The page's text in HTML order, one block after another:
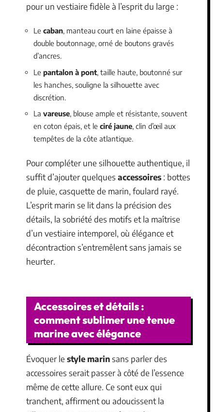
pour un vestiaire fidèle à l’esprit du large :
Le caban, manteau court en laine épaisse à
double boutonnage, orné de boutons gravés
d’ancres.
Le pantalon à pont , taille haute, boutonné sur
les hanches, souligne la silhouette avec
discrétion.
La vareuse, blouse ample et résistante, souvent
en coton épais, et le ciré jaune, clin d’œil aux
tempêtes de la côte atlantique.
Pour compléter une silhouette authentique, il
suffit d’ajouter quelques accessoires : bottes
de pluie, casquette de marin, foulard rayé.
L’esprit marin se lit dans la précision des
détails, la sobriété des motifs et la maîtrise
d’un vestiaire intemporel, où élégance et
décontraction s’entremêlent sans jamais se
heurter.
Accessoires et détails :
comment sublimer une tenue
marine avec élégance
Évoquer le style marinsans parler des
accessoires serait passer à côté de l’essence
même de cette allure. Ce sont eux qui
tranchent, affirment ou adoucissent la